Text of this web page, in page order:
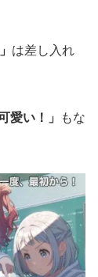
は差し入れ
愛い！」 もな